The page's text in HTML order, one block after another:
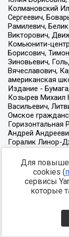
Для
cookies (
сервисы
которые